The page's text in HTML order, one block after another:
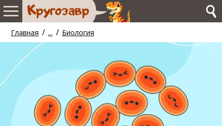
Главная / ... / Биология